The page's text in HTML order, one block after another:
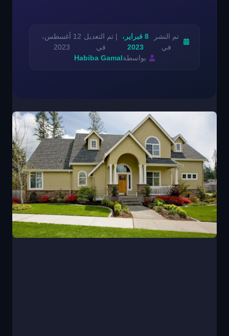
تم النشر
في
8 فبراير،
2023
| تم التعديل
في
12 أغسطس،
2023
بواسطة Habiba Gamal